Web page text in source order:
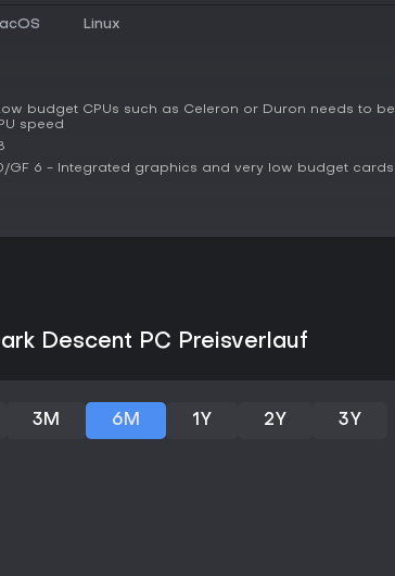
Linux
budget CPUs such as Celeron or Duron needs to be
speed
GF 6 - Integrated graphics and very low budget cards
Descent PC Preisverlauf
3M 6M 1Y 2Y 3Y